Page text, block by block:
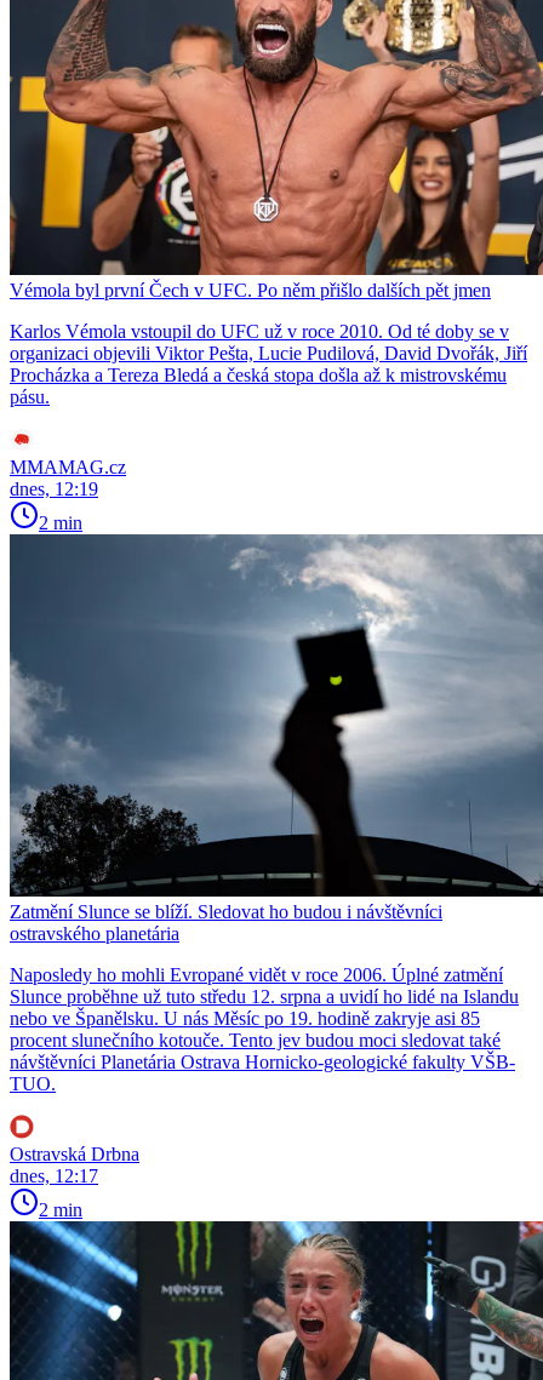
Vémola byl první Čech v UFC. Po něm přišlo dalších pět jmen
Karlos Vémola vstoupil do UFC už v roce 2010. Od té doby se v
organizaci objevili Viktor Pešta, Lucie Pudilová, David Dvořák, Jiří
Procházka a Tereza Bledá a česká stopa došla až k mistrovskému
pásu.
MMAMAG.cz
dnes, 12:19
2 min
Zatmění Slunce se blíží. Sledovat ho budou i návštěvníci
ostravského planetária
Naposledy ho mohli Evropané vidět v roce 2006. Úplné zatmění
Slunce proběhne už tuto středu 12. srpna a uvidí ho lidé na Islandu
nebo ve Španělsku. U nás Měsíc po 19. hodině zakryje asi 85
procent slunečního kotouče. Tento jev budou moci sledovat také
návštěvníci Planetária Ostrava Hornicko-geologické fakulty VŠB-
TUO.
Ostravská Drbna
dnes, 12:17
2 min